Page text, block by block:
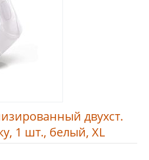
двухст.
1 шт., белый, XL